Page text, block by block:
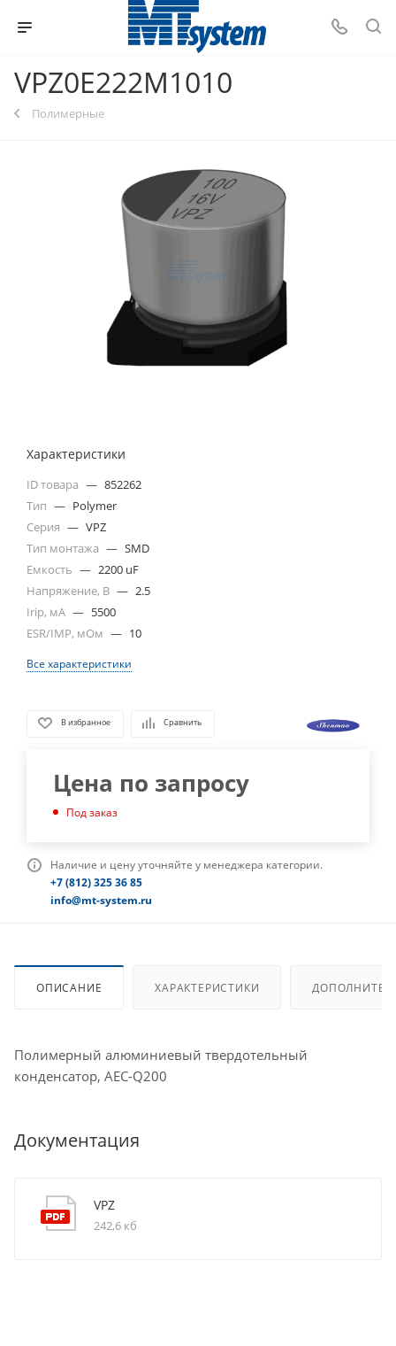
VPZ0E222M1010
Полимерные
Характеристики
ID товара — 852262
Тип — Polymer
Серия — VPZ
Тип монтажа — SMD
Емкость — 2200 uF
Напряжение, В — 2.5
Irip, мА — 5500
ESR/IMP, мОм — 10
Все характеристики
В избранное Сравнить
Цена по запросу
Под заказ
Наличие и цену уточняйте у менеджера категории.
+7 (812) 325 36 85
info@mt-system.ru
ОПИСАНИЕ ХАРАКТЕРИСТИКИ
Полимерный алюминиевый твердотельный
конденсатор, AEC-Q200
Документация
VPZ
242,6 кб